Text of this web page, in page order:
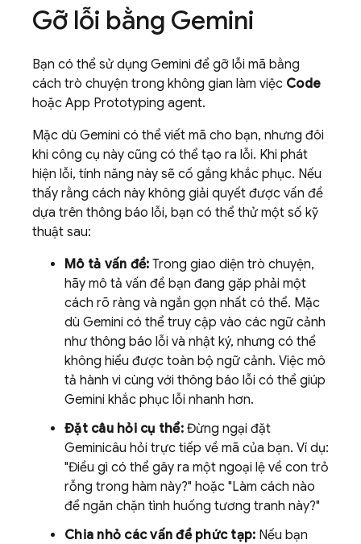
Gỡ lỗi bằng Gemini
Bạn có thể sử dụng Gemini để gỡ lỗi mã bằng
cách trò chuyện trong không gian làm việc Code
hoặc App Prototyping agent.
Mặc dù Gemini có thể viết mã cho bạn, nhưng đôi
khi công cụ này cũng có thể tạo ra lỗi. Khi phát
hiện lỗi, tính năng này sẽ cố gắng khắc phục. Nếu
thấy rằng cách này không giải quyết được vấn đề
dựa trên thông báo lỗi, bạn có thể thử một số kỹ
thuật sau:
Mô tả vấn đề: Trong giao diện trò chuyện,
hãy mô tả vấn đề bạn đang gặp phải một
cách rõ ràng và ngắn gọn nhất có thể. Mặc
dù Gemini có thể truy cập vào các ngữ cảnh
như thông báo lỗi và nhật ký, nhưng có thể
không hiểu được toàn bộ ngữ cảnh. Việc mô
tả hành vi cùng với thông báo lỗi có thể giúp
Gemini khắc phục lỗi nhanh hơn.
Đặt câu hỏi cụ thể:Đừng ngại đặt
Geminicâu hỏi trực tiếp về mã của bạn. Ví dụ:
"Điều gì có thể gây ra một ngoại lệ về con trỏ
rỗng trong hàm này?" hoặc "Làm cách nào
để ngăn chặn tình huống tương tranh này?"
Chia nhỏ các vấn đề phức tạp: Nếu bạn